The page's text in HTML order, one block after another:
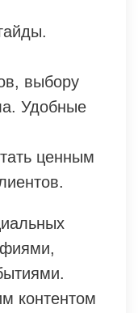
выбору
Удобные
ценным
контентом